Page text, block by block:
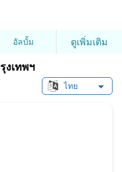
อัลบั้ม ดูเพิ่มเติม
งเทพฯ
Change